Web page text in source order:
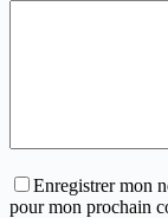
Enregistrer mon
pour mon prochain